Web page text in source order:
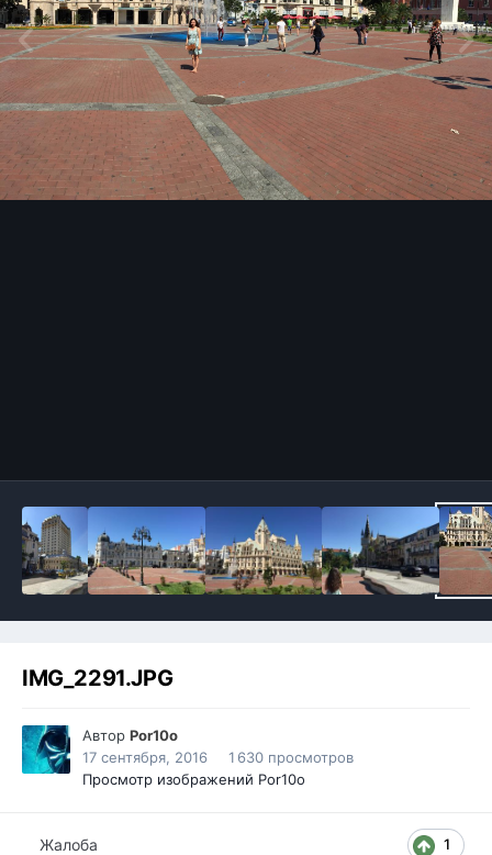
IMG_2291.JPG
Автор Por10o
17 сентября, 2016
1 630 просмотров
Просмотр изображений Por10o
1
Жалоба